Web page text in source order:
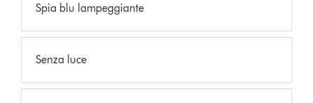
Spia blu lampeggiante
Senza luce